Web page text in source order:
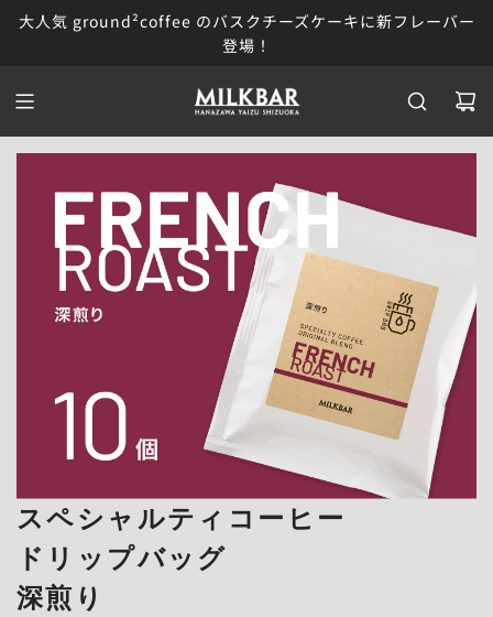
ス
大人気 ground²coffee のバスクチーズケーキに新フレーバー
登場！
スペシャルティコーヒー
ドリップバッグ
深煎り